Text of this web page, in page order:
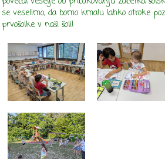
se veselimo, da bomo kmalu lahko otroke
prvošolke v naši šoli!